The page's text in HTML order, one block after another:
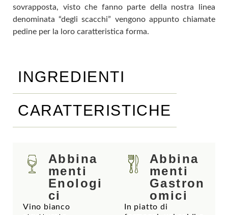
sovrapposta, visto che fanno parte della nostra linea
denominata “degli scacchi” vengono appunto chiamate
pedine per la loro caratteristica forma.
INGREDIENTI
CARATTERISTICHE
Abbina
menti
Gastron
omici
In piatto di
Abbina
menti
Enologi
ci
Vino bianco